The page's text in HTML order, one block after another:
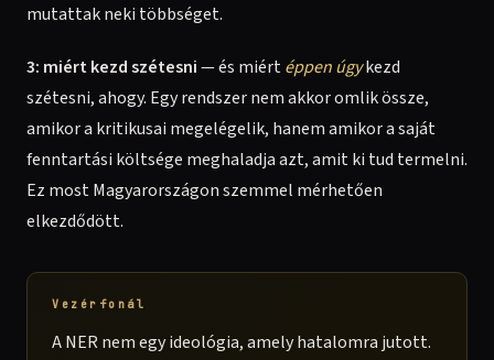
mutattak neki többséget.
3: miért kezd szétesni— és miértéppen úgykezd
szétesni, ahogy. Egy rendszer nem akkor omlik össze,
amikor a kritikusai megelégelik, hanem amikor a saját
fenntartási költsége meghaladja azt, amit ki tud termelni.
Ez most Magyarországon szemmel mérhetően
elkezdődött.
Vezérfonál
A NER nem egy ideológia, amely hatalomra jutott.